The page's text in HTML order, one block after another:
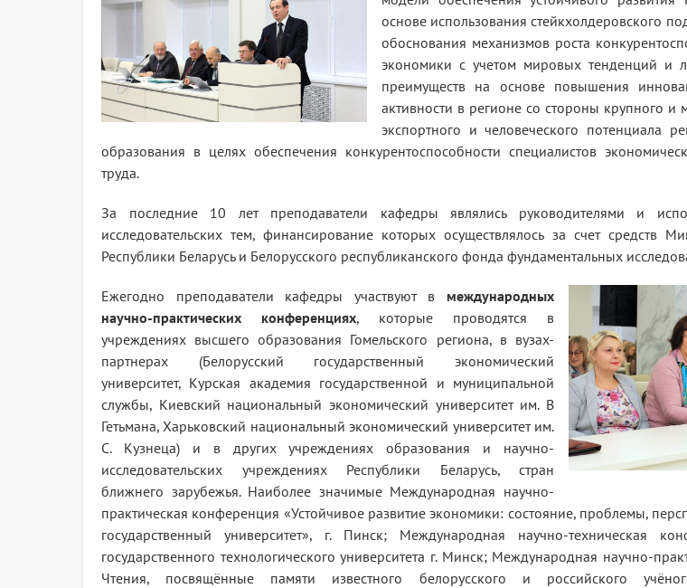
основе использования стейкхолдеровского
обоснования механизмов роста
экономики с учетом мировых тенденций и
преимуществ на основе повышения
активности в регионе со стороны крупного и
экспортного и человеческого потенциала
образования в целях обеспечения конкурентоспособности специалистов
труда.
За последние 10 лет преподаватели кафедры являлись руководителями и
исследовательских тем, финансирование которых осуществлялось за счет средств
Республики Беларусь и Белорусского республиканского фонда фундаментальных
Ежегодно преподаватели кафедры участвуют в международных
научно-практических конференциях, которые проводятся в
учреждениях высшего образования Гомельского региона, в вузах-
партнерах (Белорусский государственный экономический
университет, Курская академия государственной и муниципальной
службы, Киевский национальный экономический университет им. В
Гетьмана, Харьковский национальный экономический университет им.
С. Кузнеца) и в других учреждениях образования и научно-
исследовательских учреждениях Республики Беларусь, стран
ближнего зарубежья. Наиболее значимые Международная научно-
практическая конференция «Устойчивое развитие экономики: состояние, проблемы,
государственный университет», г. Пинск; Международная научно-техническая
государственного технологического университета г. Минск; Международная научно-
Чтения, посвящённые памяти известного белорусского и российского